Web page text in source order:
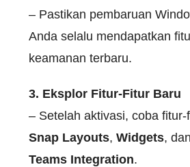
– Pastikan pembaruan
Anda selalu mendapatkan
keamanan terbaru.
3. Eksplor Fitur-Fitur Baru
– Setelah aktivasi, coba
Snap Layouts, Widgets, dan
Teams Integration.